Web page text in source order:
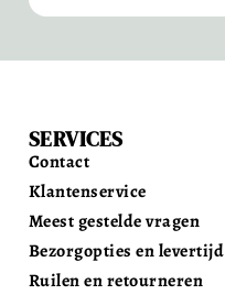
SERVICES
Contact
Klantenservice
Meest gestelde vragen
Bezorgopties en levertijd
Ruilen en retourneren